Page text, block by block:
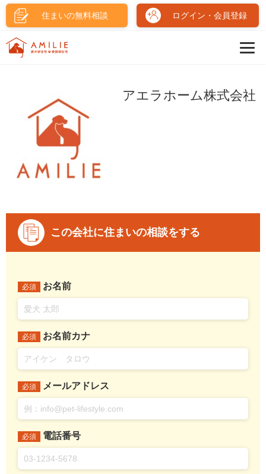
住まいの無料相談 ログイン・会員登録
アエラホーム株式会社
この会社に住まいの相談をする
必須 お名前
必須 お名前カナ
必須 メールアドレス
必須 電話番号